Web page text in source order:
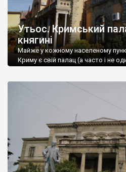
Утьос. Кримський
княгині
Майже у кожному населеному
Криму є свій палац (а часто і не